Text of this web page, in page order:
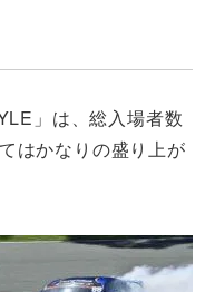
」は、総入場者数
はかなりの盛り上が